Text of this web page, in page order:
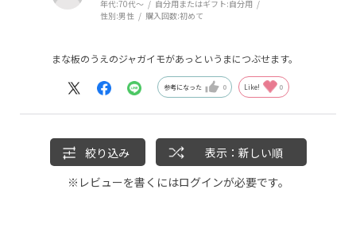
年代:70代～ 自分用またはギフト:自分用
性別:男性 購入回数:初めて
まな板のうえのジャガイモがあっというまにつぶせます。
参考になった 0 Like! 0
絞り込み
表示：新しい順
※レビューを書くにはログインが必要です。